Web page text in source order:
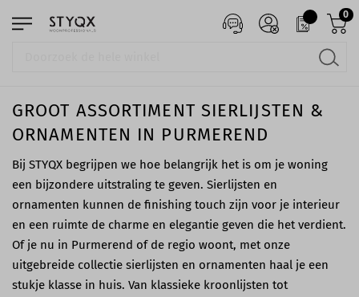
0
GROOT ASSORTIMENT SIERLIJSTEN &
ORNAMENTEN IN PURMEREND
Bij STYQX begrijpen we hoe belangrijk het is om je woning
een bijzondere uitstraling te geven. Sierlijsten en
ornamenten kunnen de finishing touch zijn voor je interieur
en een ruimte de charme en elegantie geven die het verdient.
Of je nu in Purmerend of de regio woont, met onze
uitgebreide collectie sierlijsten en ornamenten haal je een
stukje klasse in huis. Van klassieke kroonlijsten tot